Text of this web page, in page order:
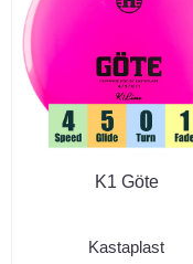
K1 Göte
Kastaplast